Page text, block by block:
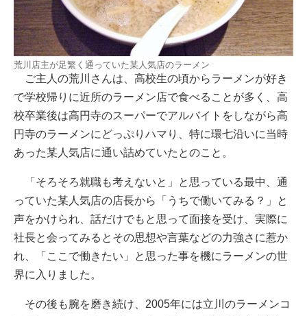
荒川店主が足繁く通っていた某人気店のラーメン
ご主人の荒川さんは、高校生の頃からラーメンが好き
で学校帰りに近所のラーメン店で食べることが多く、高
校卒業後は高円寺のスーパーでアルバイトをしながら高
円寺のラーメンにどっぷりハマり、特に環七沿いに当時
あった某人気店に通い詰めていたとのこと。
「そろそろ就職も考えないと」と思っている最中、通
っていた某人気店の店長から「うちで働いてみる？」と
声をかけられ、話だけでもと思って面接を受け、実際に
社長と会ってみるとその思想や言葉などの力強さに惹か
れ、「ここで働きたい」と思った事を機にラーメンの世
界に入りました。
その後も腕を磨き続け、2005年には立川のラーメンコ